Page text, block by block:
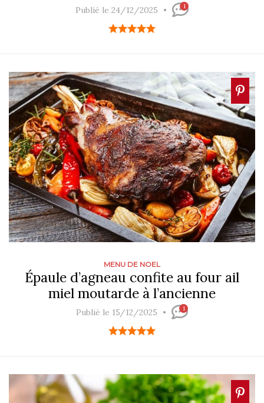
Publié le 24/12/2025 1
MENU DE NOEL
Épaule d’agneau confite au four ail
miel moutarde à l’ancienne
Publié le 15/12/2025 1